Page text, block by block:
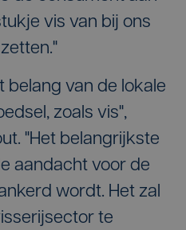
vis van bij ons
belang van de lokale
zoals vis",
"Het belangrijkste
aandacht voor de
wordt. Het zal
te